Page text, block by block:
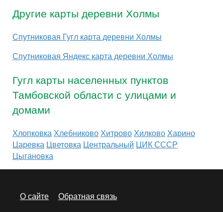
Другие карты деревни Холмы
Спутниковая Гугл карта деревни Холмы
Спутниковая Яндекс карта деревни Холмы
Гугл карты населенных пунктов
Тамбовской области с улицами и
домами
Хлопковка Хлебниково Хитрово Хилково Харино
Царевка Цветовка Центральный ЦИК СССР
Цыгановка
О сайте
Обратная связь